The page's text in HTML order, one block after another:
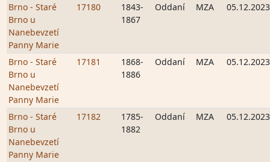
Brno - Staré
Brno u
Nanebevzetí
Panny Marie
17180
1843-
1867
Oddaní MZA 05.12.2023
Brno - Staré
Brno u
Nanebevzetí
Panny Marie
17181
1868-
1886
Oddaní MZA 05.12.2023
Brno - Staré
Brno u
Nanebevzetí
Panny Marie
17182
1785-
1882
Oddaní MZA 05.12.2023